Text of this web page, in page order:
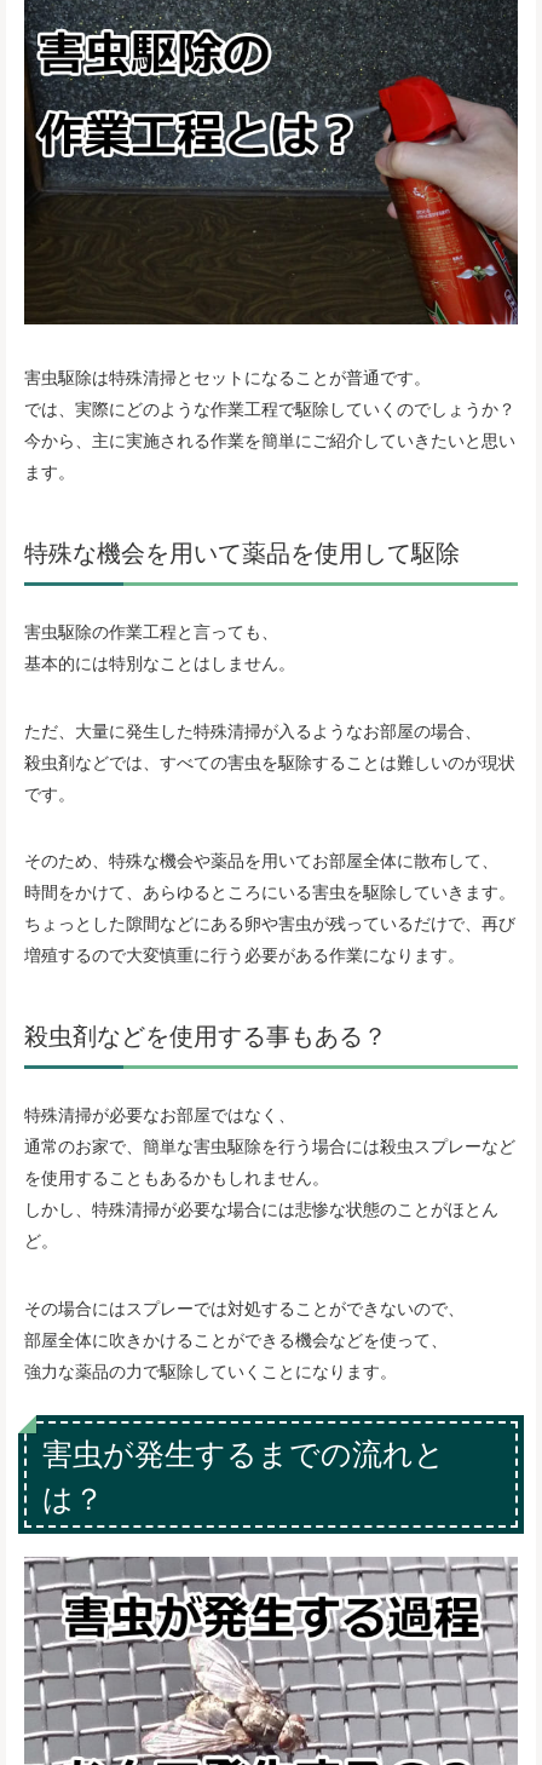
害虫駆除は特殊清掃とセットになることが普通です。
では、実際にどのような作業工程で駆除していくのでしょうか？
今から、主に実施される作業を簡単にご紹介していきたいと思い
ます。
特殊な機会を用いて薬品を使用して駆除
害虫駆除の作業工程と言っても、
基本的には特別なことはしません。
ただ、大量に発生した特殊清掃が入るようなお部屋の場合、
殺虫剤などでは、すべての害虫を駆除することは難しいのが現状
です。
そのため、特殊な機会や薬品を用いてお部屋全体に散布して、
時間をかけて、あらゆるところにいる害虫を駆除していきます。
ちょっとした隙間などにある卵や害虫が残っているだけで、再び
増殖するので大変慎重に行う必要がある作業になります。
殺虫剤などを使用する事もある？
特殊清掃が必要なお部屋ではなく、
通常のお家で、簡単な害虫駆除を行う場合には殺虫スプレーなど
を使用することもあるかもしれません。
しかし、特殊清掃が必要な場合には悲惨な状態のことがほとん
ど。
その場合にはスプレーでは対処することができないので、
部屋全体に吹きかけることができる機会などを使って、
強力な薬品の力で駆除していくことになります。
害虫が発生するまでの流れと
は？